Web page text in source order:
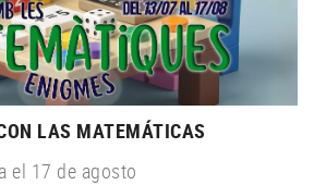
LAS MATEMÁTICAS
el 17 de agosto